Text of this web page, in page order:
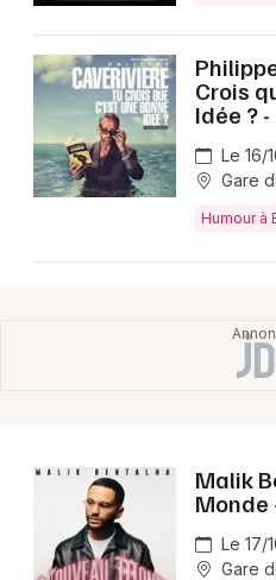
Crois
Idée ?
Le 16/
Gare
Humour à
Malik
Monde
Le 17/
Gare